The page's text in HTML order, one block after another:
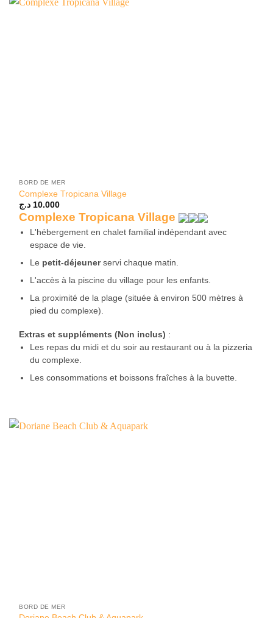
BORD DE MER
Complexe Tropicana Village
10.000 د.ج
Complexe Tropicana Village
L'hébergement en chalet familial indépendant avec
espace de vie.
Le petit-déjeunerservi chaque matin.
L'accès à la piscine du village pour les enfants.
La proximité de la plage (située à environ 500 mètres à
pied du complexe).
Extras et suppléments (Non inclus) :
Les repas du midi et du soir au restaurant ou à la pizzeria
du complexe.
Les consommations et boissons fraîches à la buvette.
BORD DE MER